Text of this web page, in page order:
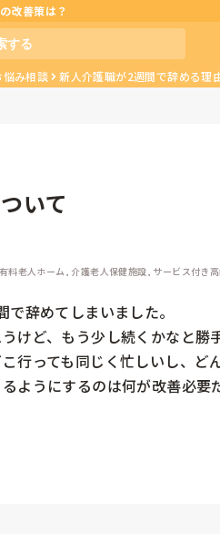
改善策は？
悩み相談 新人介護職が2週間で辞める理
いて
料老人ホーム, 介護老人保健施設, サービス付き
辞めてしまいました。
けど、もう少し続くかなと
行っても同じく忙しいし、ど
ようにするのは何が改善必要